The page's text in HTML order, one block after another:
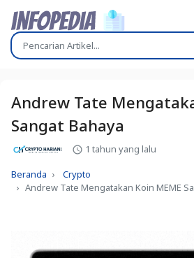
Andrew Tate
Sangat Bahaya
1 tahun yang lalu
Beranda
Crypto
Andrew Tate Mengatakan Koin MEME